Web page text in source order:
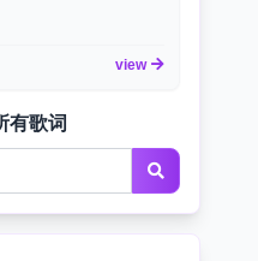
view
有歌词